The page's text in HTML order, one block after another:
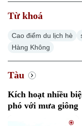
Hà Nội
Công nghệ
Nhịp sống Hà Nội
Người Hà Nội
Khoảnh khắc Hà Nội
Thế giới
Tin tức
Quân sự
Kinh tế
Tin tức
Nhà đất
Từ khoá
Cao điểm du lịch hè
Hàng Không
Tàu
Kích hoạt nhiều
phó với mưa giông